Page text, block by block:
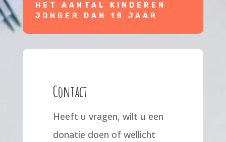
HET AANTAL KINDEREN
JONGER DAN 18 JAAR
Contact
Heeft u vragen, wilt u een
donatie doen of wellicht